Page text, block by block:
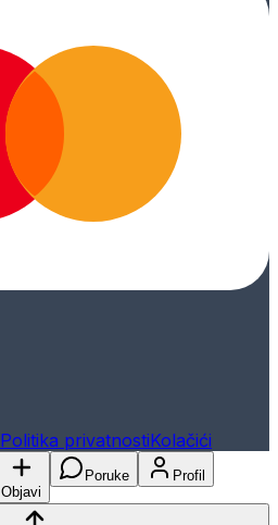
Politika privatnostiKolačići
Objavi
Poruke Profil